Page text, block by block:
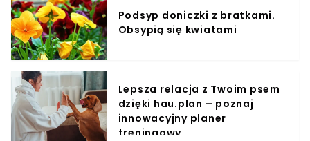
Podsyp doniczki z bratkami.
Obsypią się kwiatami
Lepsza relacja z Twoim psem
dzięki hau.plan – poznaj
innowacyjny planer
treningowy